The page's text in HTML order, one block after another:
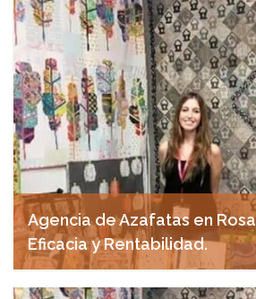
Agencia de Azafatas en
Eficacia y Rentabilidad.
abril 28, 2025